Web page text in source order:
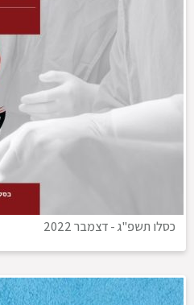
כסלו תשפ"ג-דצמבר 2022